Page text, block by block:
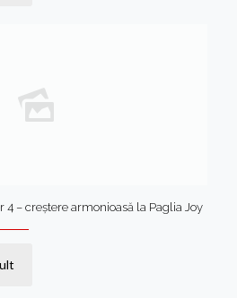
4 – creștere armonioasă la Paglia Joy